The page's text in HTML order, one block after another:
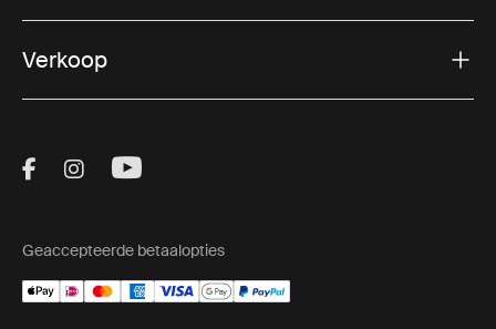
Verkoop
Visit Thule on Facebook (external link)
Visit Thule on Instagram (external link)
Visit Thule on Youtube (external
Geaccepteerde betaalopties